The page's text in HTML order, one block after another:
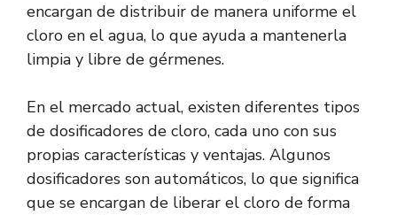
encargan de distribuir de manera uniforme el
cloro en el agua, lo que ayuda a mantenerla
limpia y libre de gérmenes.
En el mercado actual, existen diferentes tipos
de dosificadores de cloro, cada uno con sus
propias características y ventajas. Algunos
dosificadores son automáticos, lo que significa
que se encargan de liberar el cloro de forma